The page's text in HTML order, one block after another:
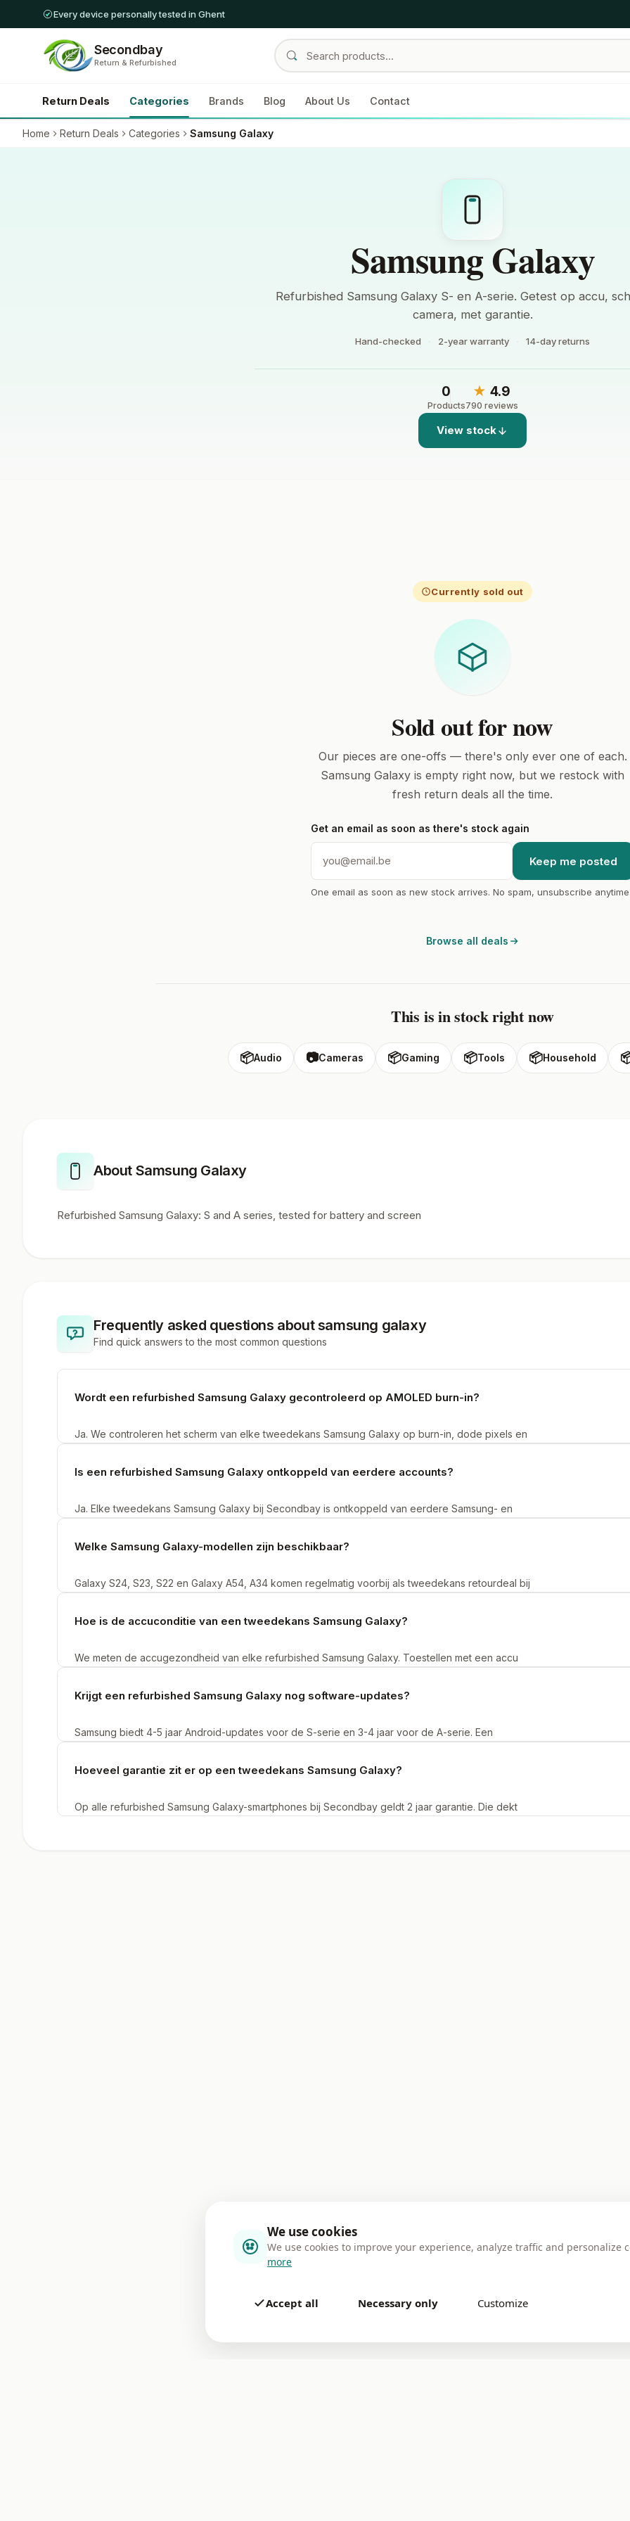
Every device personally tested in Ghent
Secondbay
Return & Refurbished
Return Deals Categories Brands Blog About Us Contact
Home Return Deals Categories Samsung Galaxy
Samsung Galaxy
Refurbished Samsung Galaxy S- en A-serie. Getest op accu,
camera, met garantie.
Hand-checked 2-year warranty 14-day returns
0
Products
★ 4.9
790 reviews
View stock
Currently sold out
Sold out for now
Our pieces are one-offs — there's only ever one of each.
Samsung Galaxy is empty right now, but we restock with
fresh return deals all the time.
Get an email as soon as there's stock again
Keep me posted
One email as soon as new stock arrives. No spam, unsubscribe
Browse all deals
This is in stock right now
📦Audio 📷Cameras 📦Gaming 📦Tools 📦Household
About Samsung Galaxy
Refurbished Samsung Galaxy: S and A series, tested for battery and screen
Frequently asked questions aboutsamsung galaxy
Find quick answers to the most common questions
Wordt een refurbished Samsung Galaxy gecontroleerd op AMOLED burn-in?
Ja. We controleren het scherm van elke tweedekans Samsung Galaxy op burn-in, dode pixels en
Secondbay.
Is een refurbished Samsung Galaxy ontkoppeld van eerdere accounts?
Ja. Elke tweedekans Samsung Galaxy bij Secondbay is ontkoppeld van eerdere Samsung- en
eigen accounts.
Welke Samsung Galaxy-modellen zijn beschikbaar?
Galaxy S24, S23, S22 en Galaxy A54, A34 komen regelmatig voorbij als tweedekans retourdeal bij
Hoe is de accuconditie van een tweedekans Samsung Galaxy?
We meten de accugezondheid van elke refurbished Samsung Galaxy. Toestellen met een accu
Krijgt een refurbished Samsung Galaxy nog software-updates?
Samsung biedt 4-5 jaar Android-updates voor de S-serie en 3-4 jaar voor de A-serie. Een
nieuwe functies.
Hoeveel garantie zit er op een tweedekans Samsung Galaxy?
Op alle refurbished Samsung Galaxy-smartphones bij Secondbay geldt 2 jaar garantie. Die dekt
We use cookies
We use cookies to improve your experience, analyze traffic and personalize
more
Accept all Necessary only Customize